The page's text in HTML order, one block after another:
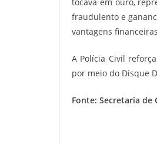
fraudulento e
vantagens
A Polícia Civil
por meio do Disque
Fonte: Secretaria de